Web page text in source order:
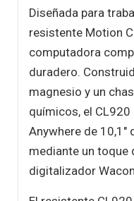
Diseñada para
resistente Motion
computadora
duradero.
magnesio y un
químicos, el
Anywhere de 10,1"
mediante un toque
digitalizador